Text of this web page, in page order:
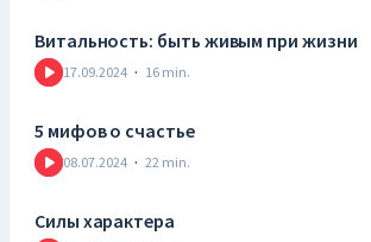
Витальность: быть живым при жизни
17.09.2024 · 16 min.
5 мифов о счастье
08.07.2024 · 22 min.
Силы характера